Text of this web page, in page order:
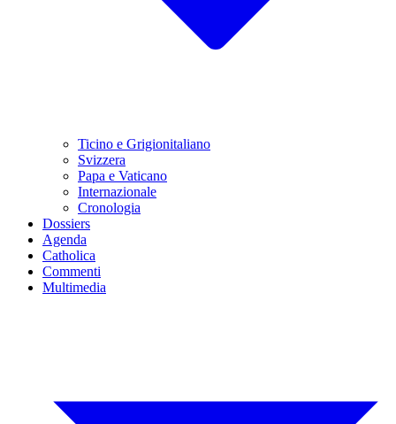
Ticino e Grigionitaliano
Svizzera
Papa e Vaticano
Internazionale
Cronologia
Dossiers
Agenda
Catholica
Commenti
Multimedia